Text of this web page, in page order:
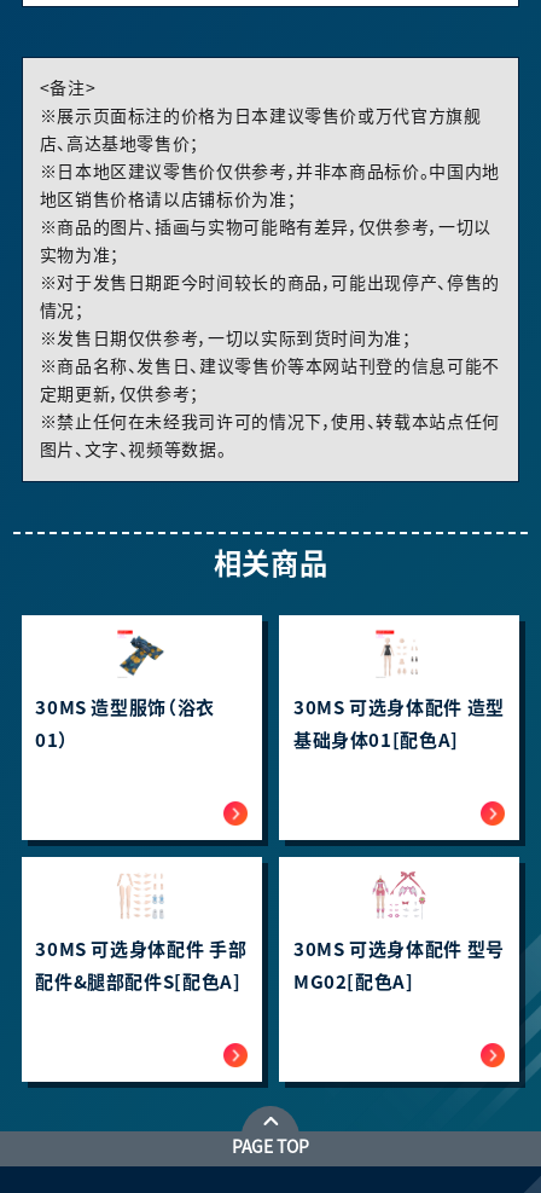
<备注>
※展示页面标注的价格为日本建议零售价或万代官方旗舰
店、高达基地零售价；
※日本地区建议零售价仅供参考，并非本商品标价。中国内地
地区销售价格请以店铺标价为准；
※商品的图片、插画与实物可能略有差异，仅供参考，一切以
实物为准；
※对于发售日期距今时间较长的商品，可能出现停产、停售的
情况；
※发售日期仅供参考，一切以实际到货时间为准；
※商品名称、发售日、建议零售价等本网站刊登的信息可能不
定期更新，仅供参考；
※禁止任何在未经我司许可的情况下，使用、转载本站点任何
图片、文字、视频等数据。
相关商品
30MS 造型服饰（浴衣
01）
30MS 可选身体配件 造型
基础身体01[配色A]
30MS 可选身体配件 手部
配件&腿部配件S[配色A]
30MS 可选身体配件 型号
MG02[配色A]
PAGE TOP